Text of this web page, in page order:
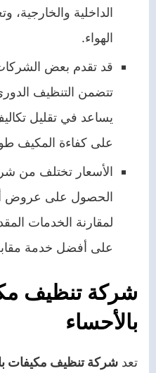
الداخلية والخارجية،
الهواء.
قد تقدم بعض
تتضمن التنظيف
يساعد في تقليل
على كفاءة المكيف
الأسعار تختلف من
الحصول على عروض
لمقارنة الخدمات
على أفضل خدمة
شركة تنظيف
بالأحساء
تعد شركة تنظيف مكيفات